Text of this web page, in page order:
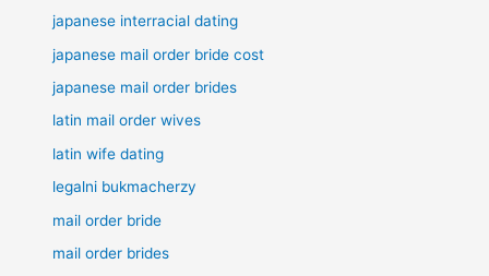
japanese interracial dating
japanese mail order bride cost
japanese mail order brides
latin mail order wives
latin wife dating
legalni bukmacherzy
mail order bride
mail order brides